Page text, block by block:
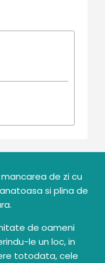
de zi cu
si plina de
de oameni
le un loc, in
totodata, cele